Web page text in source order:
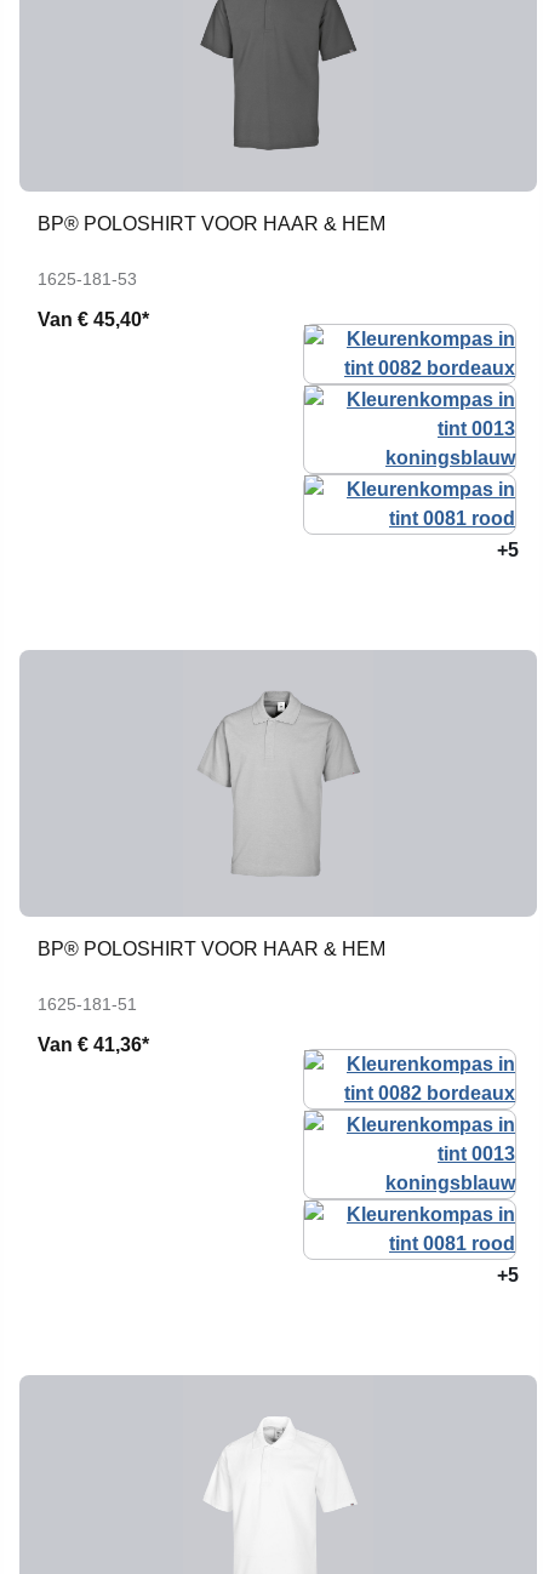
BP® POLOSHIRT VOOR HAAR & HEM
1625-181-53
Van € 45,40*
+5
BP® POLOSHIRT VOOR HAAR & HEM
1625-181-51
Van € 41,36*
+5